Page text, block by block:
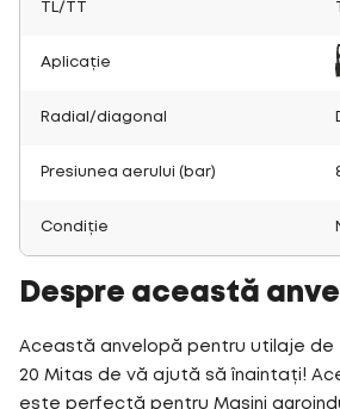
TL/TT
Aplicație
Radial/diagonal
Presiunea aerului (bar)
Condiție
Despre această
Această anvelopă pentru utilaje de
20 Mitas de vă ajută să înaintați!
este perfectă pentru Mașini